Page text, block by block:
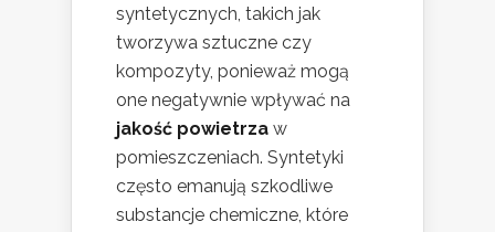
syntetycznych, takich jak
tworzywa sztuczne czy
kompozyty, ponieważ mogą
one negatywnie wpływać na
jakość powietrza w
pomieszczeniach. Syntetyki
często emanują szkodliwe
substancje chemiczne, które